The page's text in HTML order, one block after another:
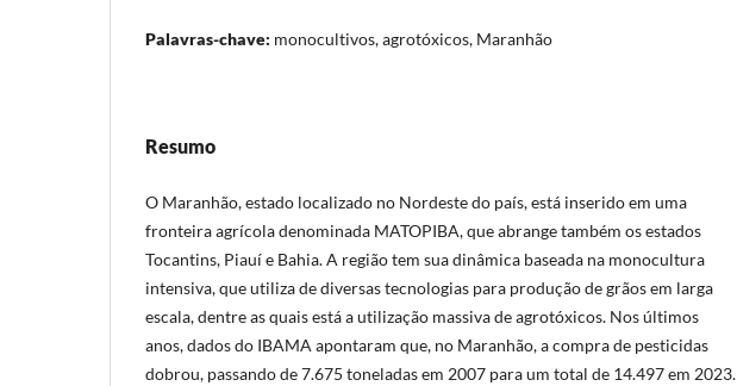
Palavras-chave: monocultivos, agrotóxicos, Maranhão
Resumo
O Maranhão, estado localizado no Nordeste do país, está inserido em uma
fronteira agrícola denominada MATOPIBA, que abrange também os estados
Tocantins, Piauí e Bahia. A região tem sua dinâmica baseada na monocultura
intensiva, que utiliza de diversas tecnologias para produção de grãos em larga
escala, dentre as quais está a utilização massiva de agrotóxicos. Nos últimos
anos, dados do IBAMA apontaram que, no Maranhão, a compra de pesticidas
dobrou, passando de 7.675 toneladas em 2007 para um total de 14.497 em 2023.